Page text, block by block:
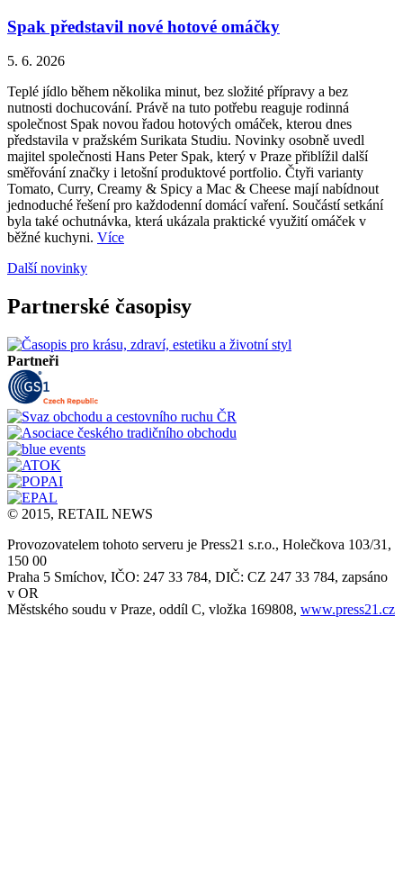
Spak představil nové hotové omáčky
5. 6. 2026
Teplé jídlo během několika minut, bez složité přípravy a bez
nutnosti dochucování. Právě na tuto potřebu reaguje rodinná
společnost Spak novou řadou hotových omáček, kterou dnes
představila v pražském Surikata Studiu. Novinky osobně uvedl
majitel společnosti Hans Peter Spak, který v Praze přiblížil další
směřování značky i letošní produktové portfolio. Čtyři varianty
Tomato, Curry, Creamy & Spicy a Mac & Cheese mají nabídnout
jednoduché řešení pro každodenní domácí vaření. Součástí setkání
byla také ochutnávka, která ukázala praktické využití omáček v
běžné kuchyni. Více
Další novinky
Partnerské časopisy
Partneři
© 2015, RETAIL NEWS
Provozovatelem tohoto serveru je Press21 s.r.o., Holečkova 103/31,
150 00
Praha 5 Smíchov, IČO: 247 33 784, DIČ: CZ 247 33 784, zapsáno
v OR
Městského soudu v Praze, oddíl C, vložka 169808, www.press21.cz